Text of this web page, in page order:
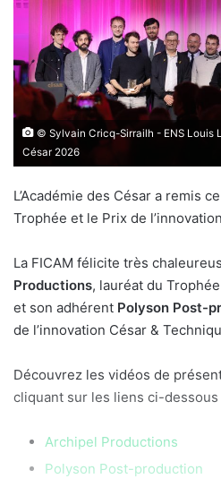
© Sylvain Cricq-Sirrailh - ENS Louis
César 2026
L’Académie des César a remis
Trophée et le Prix de
La FICAM félicite très
Productions, lauréat du
et son adhérent Polyson Post-
de l’innovation César &
Découvrez les vidéos de
cliquant sur les liens ci-dessous
Archipel Productions
Polyson Post-production